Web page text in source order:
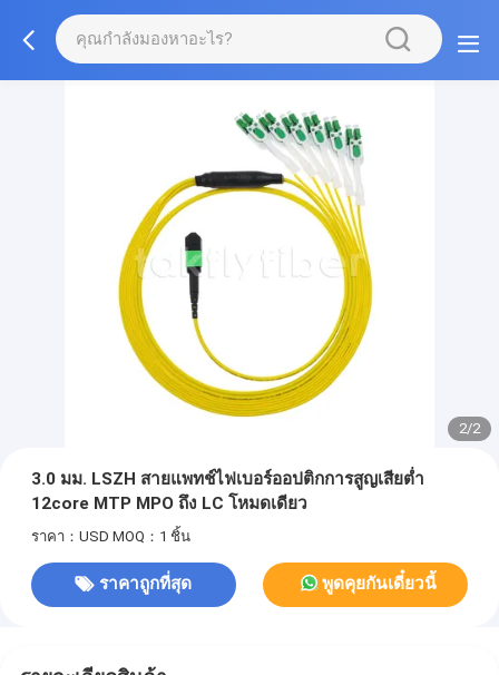
2/2
3.0 มม. LSZH สายแพทช์ไฟเบอร์ออปติกการสูญเสียต่ำ
12core MTP MPO ถึง LC โหมดเดียว
ราคา：USD MOQ：1 ชิ้น
ราคาถูกที่สุด พูดคุยกันเดี๋ยวนี้